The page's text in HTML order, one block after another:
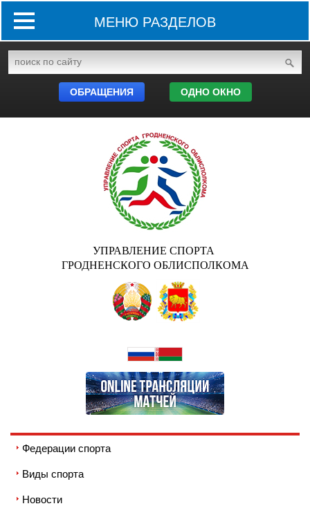
МЕНЮ РАЗДЕЛОВ
ОБРАЩЕНИЯ ОДНО ОКНО
УПРАВЛЕНИЕ СПОРТА
ГРОДНЕНСКОГО ОБЛИСПОЛКОМА
Федерации спорта
Виды спорта
Новости